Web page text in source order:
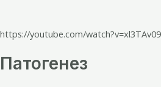
https://youtube.com/
Патогенез